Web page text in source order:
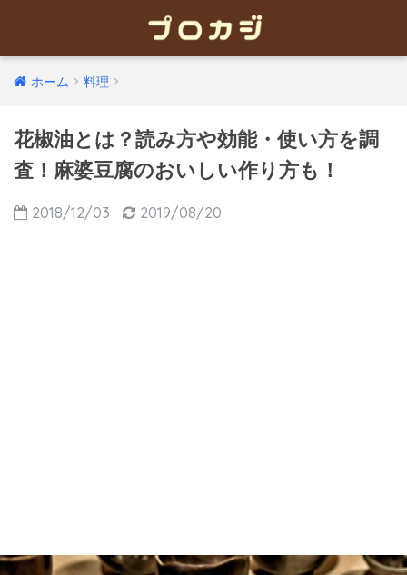
ホーム 料理
花椒油とは？読み方や効能・使い方を調
査！麻婆豆腐のおいしい作り方も！
2018/12/03 2019/08/20